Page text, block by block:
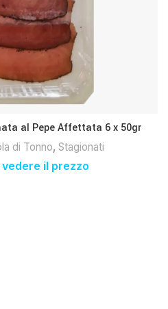
al Pepe Affettata 6 x 50gr
di Tonno, Stagionati
il prezzo